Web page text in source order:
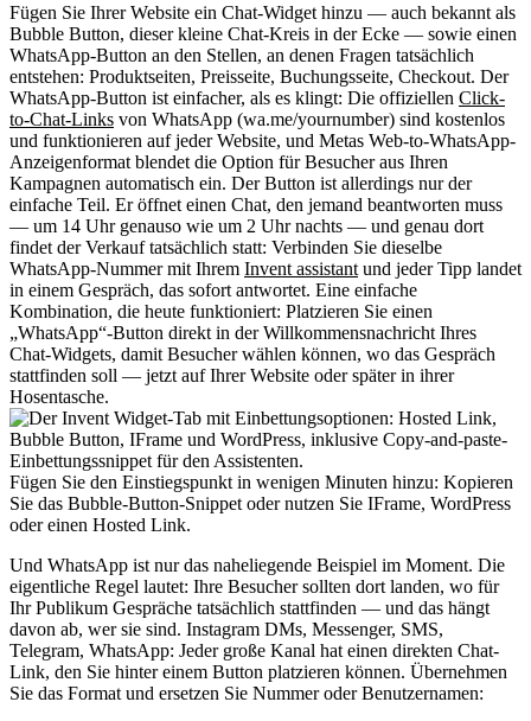
Fügen Sie Ihrer Website ein Chat-Widget hinzu — auch bekannt als
Bubble Button, dieser kleine Chat-Kreis in der Ecke — sowie einen
WhatsApp-Button an den Stellen, an denen Fragen tatsächlich
entstehen: Produktseiten, Preisseite, Buchungsseite, Checkout. Der
WhatsApp-Button ist einfacher, als es klingt: Die offiziellen Click-
to-Chat-Links von WhatsApp (wa.me/yournumber) sind kostenlos
und funktionieren auf jeder Website, und Metas Web-to-WhatsApp-
Anzeigenformat blendet die Option für Besucher aus Ihren
Kampagnen automatisch ein. Der Button ist allerdings nur der
einfache Teil. Er öffnet einen Chat, den jemand beantworten muss
— um 14 Uhr genauso wie um 2 Uhr nachts — und genau dort
findet der Verkauf tatsächlich statt: Verbinden Sie dieselbe
WhatsApp-Nummer mit Ihrem Invent assistant und jeder Tipp landet
in einem Gespräch, das sofort antwortet. Eine einfache
Kombination, die heute funktioniert: Platzieren Sie einen
„WhatsApp“-Button direkt in der Willkommensnachricht Ihres
Chat-Widgets, damit Besucher wählen können, wo das Gespräch
stattfinden soll — jetzt auf Ihrer Website oder später in ihrer
Hosentasche.
Fügen Sie den Einstiegspunkt in wenigen Minuten hinzu: Kopieren
Sie das Bubble-Button-Snippet oder nutzen Sie IFrame, WordPress
oder einen Hosted Link.
Und WhatsApp ist nur das naheliegende Beispiel im Moment. Die
eigentliche Regel lautet: Ihre Besucher sollten dort landen, wo für
Ihr Publikum Gespräche tatsächlich stattfinden — und das hängt
davon ab, wer sie sind. Instagram DMs, Messenger, SMS,
Telegram, WhatsApp: Jeder große Kanal hat einen direkten Chat-
Link, den Sie hinter einem Button platzieren können. Übernehmen
Sie das Format und ersetzen Sie Nummer oder Benutzernamen: